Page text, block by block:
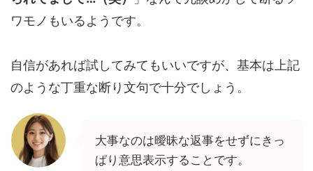
ワモノもいるようです。
自信があれば試してみてもいいですが、基本は上記
のような丁重な断り文句で十分でしょう。
大事なのは曖昧な返事をせずにきっ
ぱり意思表示することです。